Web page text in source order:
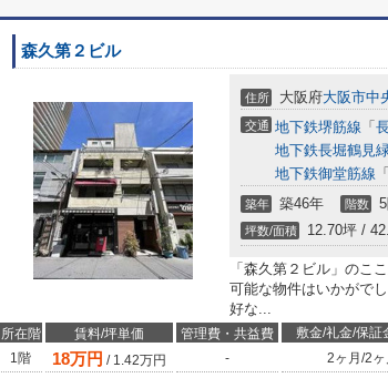
森久第２ビル
住所 大阪府大阪市中
交通 地下鉄堺筋線 「
地下鉄長堀鶴見
地下鉄御堂筋線 「
築年 築46年 階数
坪数/面積 12.70坪 /
「森久第２ビル」のこ
可能な物件はいかがで
好な...
所在階 賃料/坪単価 管理費・共益費 敷金/礼金/保証
1階
18万円 / 1.42万円 - 2ヶ月 /2ヶ